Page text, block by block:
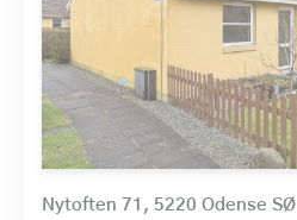
Nytoften 71, 5220 Odense SØ